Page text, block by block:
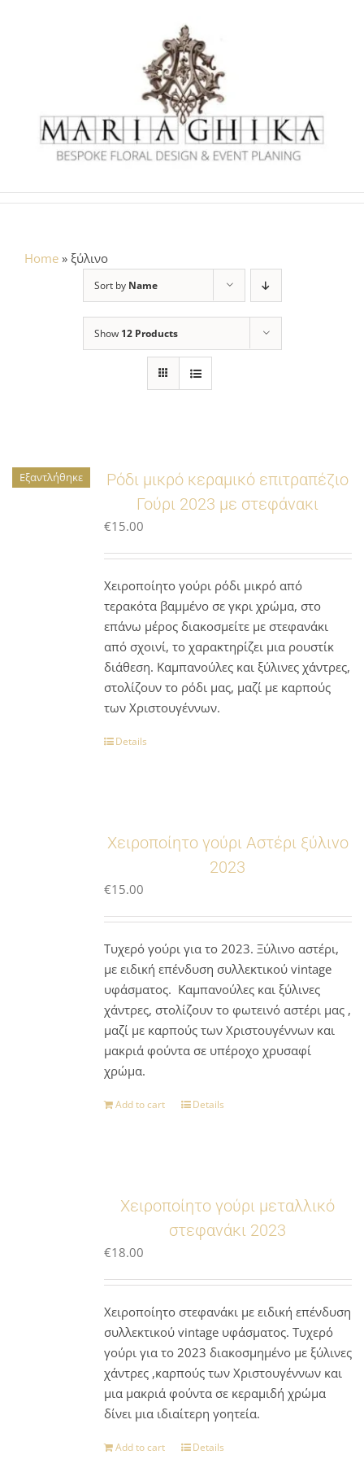
Home » ξύλινο
Sort by Name
Show 12 Products
Εξαντλήθηκε
Ρόδι μικρό κεραμικό επιτραπέζιο
Γούρι 2023 με στεφάνακι
€15.00
Χειροποίητο γούρι ρόδι μικρό από
τερακότα βαμμένο σε γκρι χρώμα, στο
επάνω μέρος διακοσμείτε με στεφανάκι
από σχοινί, το χαρακτηρίζει μια ρουστίκ
διάθεση. Καμπανούλες και ξύλινες χάντρες,
στολίζουν το ρόδι μας, μαζί με καρπούς
των Χριστουγέννων.
Details
Χειροποίητο γούρι Αστέρι ξύλινο
2023
€15.00
Τυχερό γούρι για το 2023. Ξύλινο αστέρι,
με ειδική επένδυση συλλεκτικού vintage
υφάσματος. Καμπανούλες και ξύλινες
χάντρες, στολίζουν το φωτεινό αστέρι μας ,
μαζί με καρπούς των Χριστουγέννων και
μακριά φούντα σε υπέροχο χρυσαφί
χρώμα.
Add to cart Details
Χειροποίητο γούρι μεταλλικό
στεφανάκι 2023
€18.00
Χειροποίητο στεφανάκι με ειδική επένδυση
συλλεκτικού vintage υφάσματος. Τυχερό
γούρι για το 2023 διακοσμημένο με ξύλινες
χάντρες ,καρπούς των Χριστουγέννων και
μια μακριά φούντα σε κεραμιδή χρώμα
δίνει μια ιδιαίτερη γοητεία.
Add to cart Details